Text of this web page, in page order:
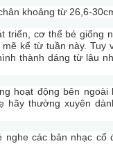
khoảng từ 26,6-
triển, cơ thể bé giống
kể từ tuần này. Tuy
thành dáng từ lâu
hoạt động bên
thường xuyên
các bản nhạc